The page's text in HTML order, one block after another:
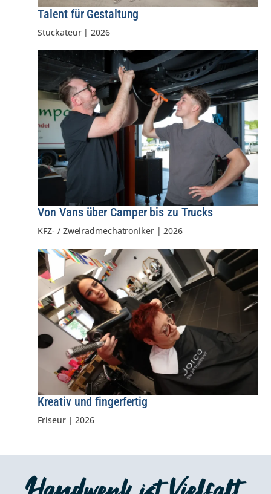
Talent für Gestaltung
Stuckateur| 2026
Von Vans über Camper bis zu Trucks
KFZ- / Zweiradmechatroniker|2026
Kreativ und fingerfertig
Friseur| 2026